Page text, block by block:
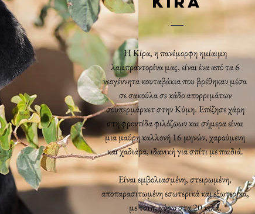
H Κίρα, η πανέμορφη ημίαιμη
λαμπραντορίνα μας, είναι ένα από τα 6
νεογέννητα κουταβάκια που βρέθηκαν μέσα
σε σακούλα σε κάδο απορριμάτων
σουπερμάρκετ στην Κύμη. Επέζησε χάρη
στη φροντίδα φιλόζωων και σήμερα είναι
μια μαύρη καλλονή 16 μηνών, χαρούμενη
και χαδιάρα, ιδανική για σπίτι με παιδιά.
Είναι εμβολιασμένη, στειρωμένη,
αποπαρασιτωμένη εσωτερικά και εξωτερικά,
με τσιπ, γύρω στα 20 κιλά.